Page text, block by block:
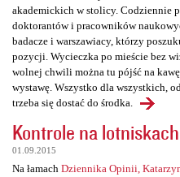
akademickich w stolicy. Codziennie
doktorantów i pracowników
badacze i warszawiacy, którzy
pozycji. Wycieczka po mieście bez
wolnej chwili można tu pójść na
wystawę. Wszystko dla wszystkich,
trzeba się dostać do środka.
Kontrole na
01.09.2015
Na łamach Dziennika Opinii,